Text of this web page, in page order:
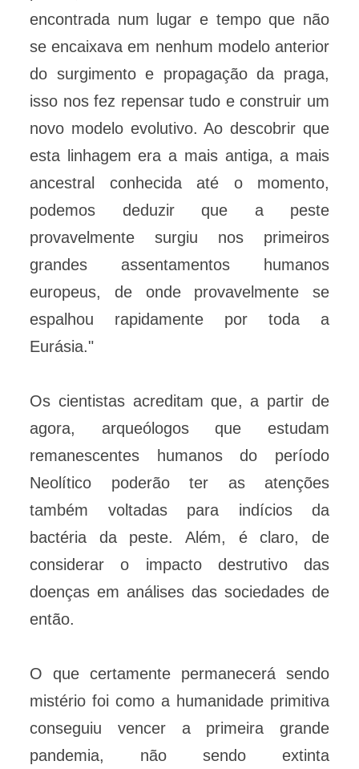
encontrada num lugar e tempo que não
se encaixava em nenhum modelo anterior
do surgimento e propagação da praga,
isso nos fez repensar tudo e construir um
novo modelo evolutivo. Ao descobrir que
esta linhagem era a mais antiga, a mais
ancestral conhecida até o momento,
podemos deduzir que a peste
provavelmente surgiu nos primeiros
grandes assentamentos humanos
europeus, de onde provavelmente se
espalhou rapidamente por toda a
Eurásia."
Os cientistas acreditam que, a partir de
agora, arqueólogos que estudam
remanescentes humanos do período
Neolítico poderão ter as atenções
também voltadas para indícios da
bactéria da peste. Além, é claro, de
considerar o impacto destrutivo das
doenças em análises das sociedades de
então.
O que certamente permanecerá sendo
mistério foi como a humanidade primitiva
conseguiu vencer a primeira grande
pandemia, não sendo extinta